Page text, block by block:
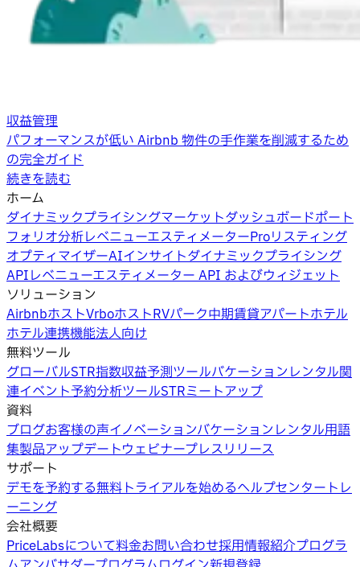
収益管理
パフォーマンスが低い Airbnb 物件の手作業を削減するため
の完全ガイド
続きを読む
ホーム
ダイナミックプライシングマーケットダッシュボードポート
フォリオ分析レベニューエスティメーターProリスティング
オプティマイザーAIインサイトダイナミックプライシング
APIレベニューエスティメーター API およびウィジェット
ソリューション
AirbnbホストVrboホストRVパーク中期賃貸アパートホテル
ホテル連携機能法人向け
無料ツール
グローバルSTR指数収益予測ツールバケーションレンタル関
連イベント予約分析ツールSTRミートアップ
資料
ブログお客様の声イノベーションバケーションレンタル用語
集製品アップデートウェビナープレスリリース
サポート
デモを予約する無料トライアルを始めるヘルプセンタートレ
ーニング
会社概要
PriceLabsについて料金お問い合わせ採用情報紹介プログラ